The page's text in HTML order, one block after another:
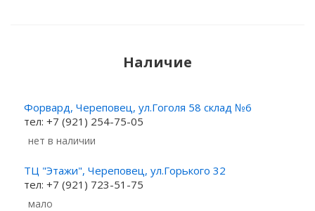
Наличие
Форвард, Череповец, ул.Гоголя 58 склад №6
тел: +7 (921) 254-75-05
Нет в наличии
ТЦ "Этажи", Череповец, ул.Горького 32
тел: +7 (921) 723-51-75
Мало